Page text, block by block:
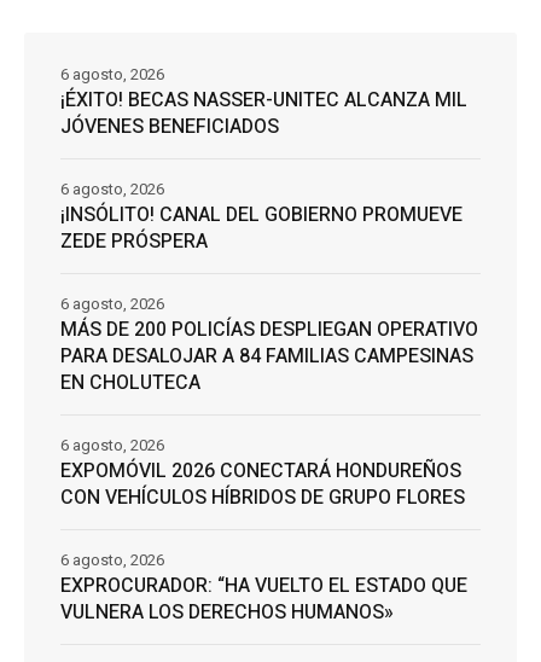
¡ÉXITO! BECAS NASSER-UNITEC ALCANZA MIL
JÓVENES BENEFICIADOS
6 agosto, 2026
¡INSÓLITO! CANAL DEL GOBIERNO PROMUEVE
ZEDE PRÓSPERA
6 agosto, 2026
MÁS DE 200 POLICÍAS DESPLIEGAN OPERATIVO
PARA DESALOJAR A 84 FAMILIAS CAMPESINAS
EN CHOLUTECA
6 agosto, 2026
EXPOMÓVIL 2026 CONECTARÁ HONDUREÑOS
CON VEHÍCULOS HÍBRIDOS DE GRUPO FLORES
6 agosto, 2026
EXPROCURADOR: “HA VUELTO EL ESTADO QUE
VULNERA LOS DERECHOS HUMANOS»
6 agosto, 2026